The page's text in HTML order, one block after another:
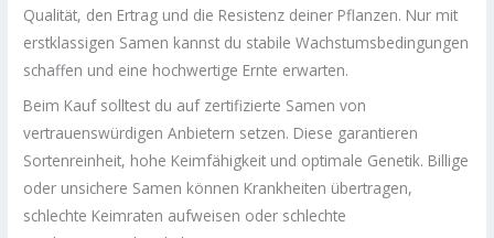
Qualität, den Ertrag und die Resistenz deiner Pflanzen. Nur mit
erstklassigen Samen kannst du stabile Wachstumsbedingungen
schaffen und eine hochwertige Ernte erwarten.
Beim Kauf solltest du auf zertifizierte Samen von
vertrauenswürdigen Anbietern setzen. Diese garantieren
Sortenreinheit, hohe Keimfähigkeit und optimale Genetik. Billige
oder unsichere Samen können Krankheiten übertragen,
schlechte Keimraten aufweisen oder schlechte